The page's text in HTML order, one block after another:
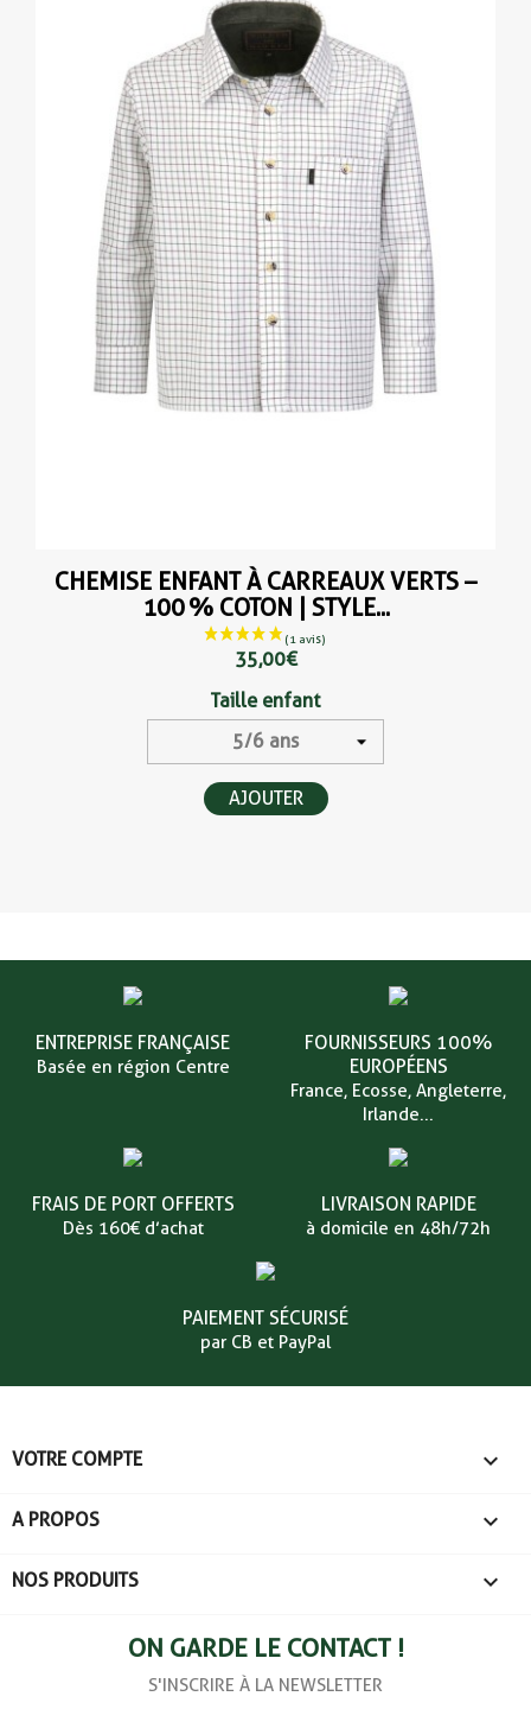
CHEMISE ENFANT À CARREAUX VERTS –
100 % COTON | STYLE...
35,00 €
Taille enfant
AJOUTER
ENTREPRISE FRANÇAISE
Basée en région Centre
FOURNISSEURS 100%
EUROPÉENS
France, Ecosse, Angleterre,
Irlande...
FRAIS DE PORT OFFERTS
Dès 160€ d’achat
LIVRAISON RAPIDE
à domicile en 48h/72h
PAIEMENT SÉCURISÉ
par CB et PayPal
VOTRE COMPTE 
A PROPOS 
NOS PRODUITS 
ON GARDE LE CONTACT !
S'INSCRIRE À LA NEWSLETTER